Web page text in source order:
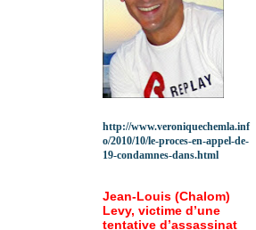
http://www.veroniquechemla.inf
o/2010/10/le-proces-en-appel-de-
19-condamnes-dans.html
Jean-Louis (Chalom)
Levy, victime d’une
tentative d’assassinat